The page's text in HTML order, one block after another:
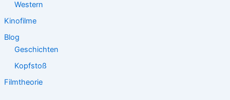
Western
Kinofilme
Blog
Geschichten
Kopfstoß
Filmtheorie